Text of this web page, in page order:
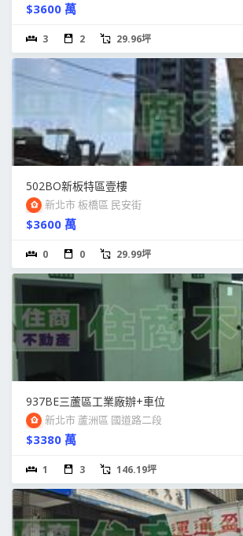
$3600 萬
3 2 29.96坪
502BO新板特區壹樓
新北市 板橋區 民安街
$3600 萬
0 0 29.99坪
937BE三蘆區工業廠辦+車位
新北市 蘆洲區 國道路二段
$3380 萬
1 3 146.19坪